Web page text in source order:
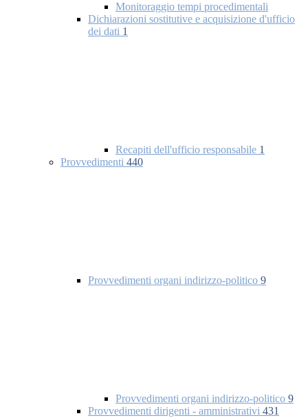
Monitoraggio tempi procedimentali
Dichiarazioni sostitutive e acquisizione d'ufficio
dei dati 1
Recapiti dell'ufficio responsabile 1
Provvedimenti 440
Provvedimenti organi indirizzo-politico 9
Provvedimenti organi indirizzo-politico 9
Provvedimenti dirigenti - amministrativi 431